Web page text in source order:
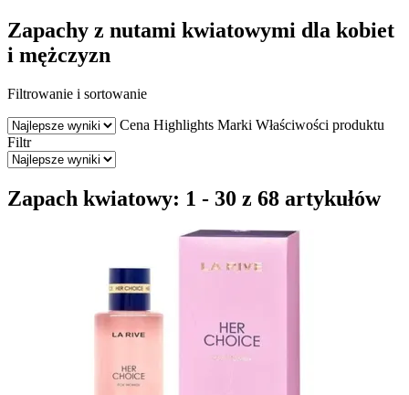
Zapachy z nutami kwiatowymi dla kobiet
i mężczyzn
Filtrowanie i sortowanie
Cena Highlights Marki Właściwości produktu
Filtr
Zapach kwiatowy: 1 - 30 z 68 artykułów